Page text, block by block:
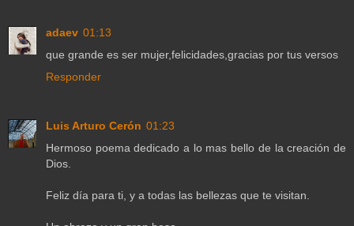
adaev 01:13
que grande es ser mujer,felicidades,gracias por tus versos
Responder
Luis Arturo Cerón 01:23
Hermoso poema dedicado a lo mas bello de la creación de
Dios.
Feliz día para ti, y a todas las bellezas que te visitan.